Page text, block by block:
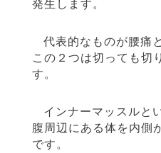
発生します。
代表的なものが腰痛
この２つは切っても切
す。
インナーマッスルと
腹周辺にある体を内側
です。